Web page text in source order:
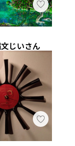
じいさん